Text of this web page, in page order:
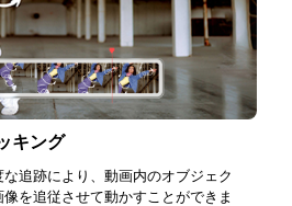
キング
追跡により、動画内のオブジェク
を追従させて動かすことができま